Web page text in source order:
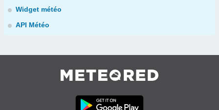
Widget météo
API Météo